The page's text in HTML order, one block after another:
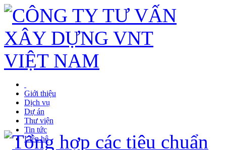
Giới thiệu
Dịch vụ
Dự án
Thư viện
Tin tức
Liên hệ